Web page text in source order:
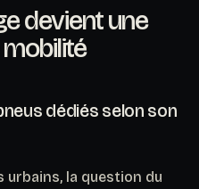
devient une
dédiés selon son
la question du